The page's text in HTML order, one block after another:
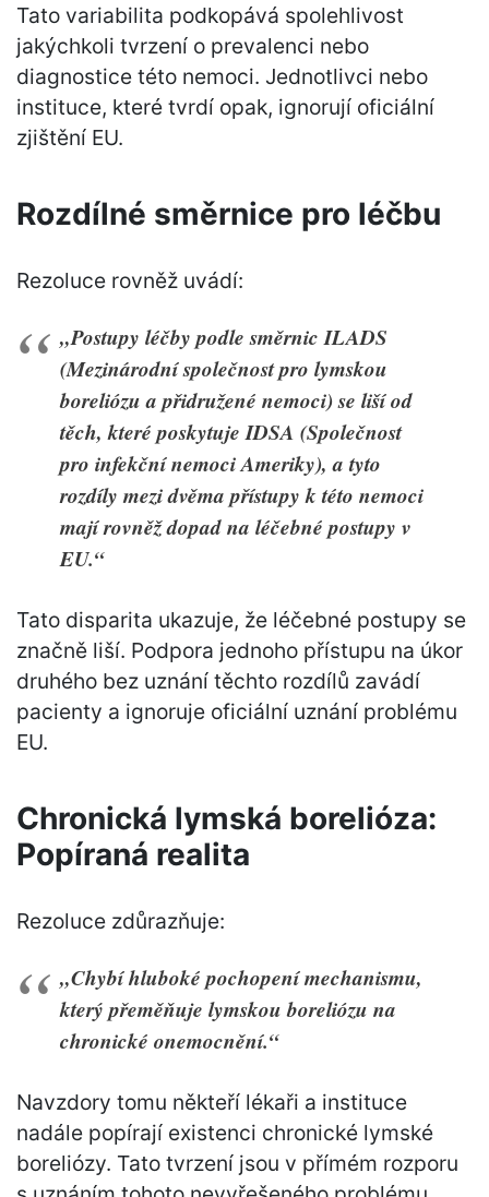
Tato variabilita podkopává spolehlivost
jakýchkoli tvrzení o prevalenci nebo
diagnostice této nemoci. Jednotlivci nebo
instituce, které tvrdí opak, ignorují oficiální
zjištění EU.
Rozdílné směrnice pro léčbu
Rezoluce rovněž uvádí:
„Postupy léčby podle směrnic ILADS
(Mezinárodní společnost pro lymskou
boreliózu a přidružené nemoci) se liší od
těch, které poskytuje IDSA (Společnost
pro infekční nemoci Ameriky), a tyto
rozdíly mezi dvěma přístupy k této nemoci
mají rovněž dopad na léčebné postupy v
EU.“
Tato disparita ukazuje, že léčebné postupy se
značně liší. Podpora jednoho přístupu na úkor
druhého bez uznání těchto rozdílů zavádí
pacienty a ignoruje oficiální uznání problému
EU.
Chronická lymská borelióza:
Popíraná realita
Rezoluce zdůrazňuje:
„Chybí hluboké pochopení mechanismu,
který přeměňuje lymskou boreliózu na
chronické onemocnění.“
Navzdory tomu někteří lékaři a instituce
nadále popírají existenci chronické lymské
boreliózy. Tato tvrzení jsou v přímém rozporu